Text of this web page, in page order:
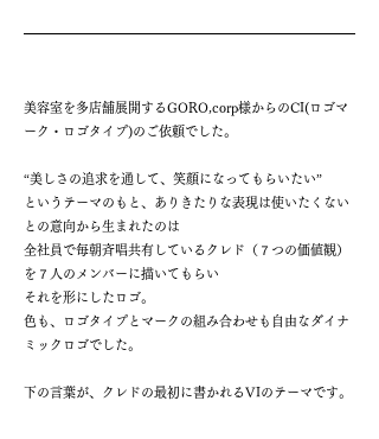
美容室を多店舗展開するGORO,corp様からのCI(ロゴマ
ーク・ロゴタイプ)のご依頼でした。
“美しさの追求を通して、笑顔になってもらいたい”
というテーマのもと、ありきたりな表現は使いたくない
との意向から生まれたのは
全社員で毎朝斉唱共有しているクレド（７つの価値観）
を７人のメンバーに描いてもらい
それを形にしたロゴ。
色も、ロゴタイプとマークの組み合わせも自由なダイナ
ミックロゴでした。
下の言葉が、クレドの最初に書かれるVIのテーマです。